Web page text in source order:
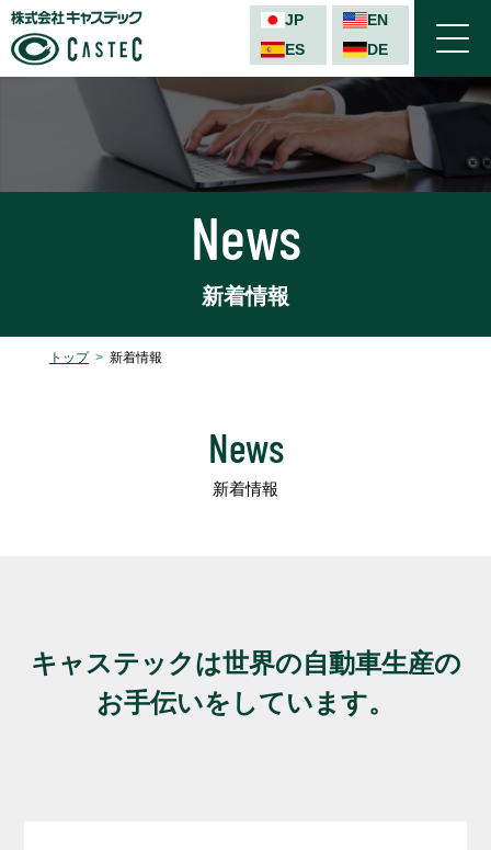
JP
EN
ES
DE
News
新着情報
トップ 新着情報
News
新着情報
キャステックは世界の自動車生産の
お手伝いをしています。